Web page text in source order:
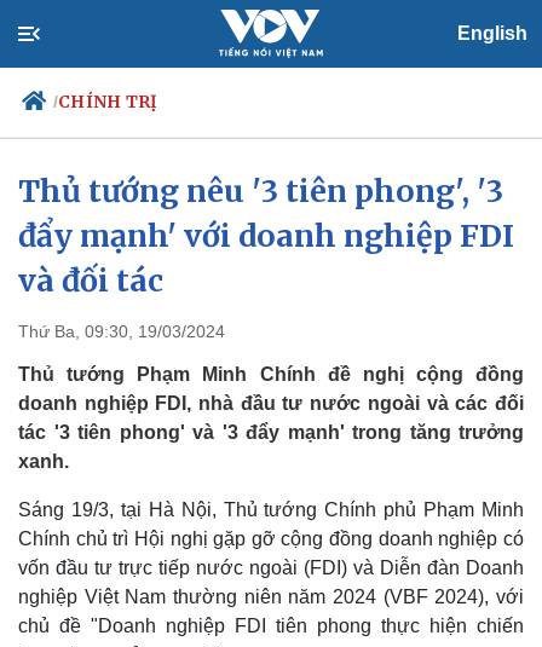
English
/CHÍNH TRỊ
Chính trị
Đảng
Tổ chức nhân sự
Nhận diện sự thật
Xã hội
Việc làm
Biển đảo
Thủ tướng nêu '3 tiên phong', '3
đẩy mạnh' với doanh nghiệp FDI
và đối tác
Thứ Ba, 09:30, 19/03/2024
Thủ tướng Phạm Minh Chính đề nghị cộng đồng
doanh nghiệp FDI, nhà đầu tư nước ngoài và các đối
tác '3 tiên phong' và '3 đẩy mạnh' trong tăng trưởng
xanh.
Sáng 19/3, tại Hà Nội, Thủ tướng Chính phủ Phạm Minh
Chính chủ trì Hội nghị gặp gỡ cộng đồng doanh nghiệp có
vốn đầu tư trực tiếp nước ngoài (FDI) và Diễn đàn Doanh
nghiệp Việt Nam thường niên năm 2024 (VBF 2024), với
chủ đề "Doanh nghiệp FDI tiên phong thực hiện chiến